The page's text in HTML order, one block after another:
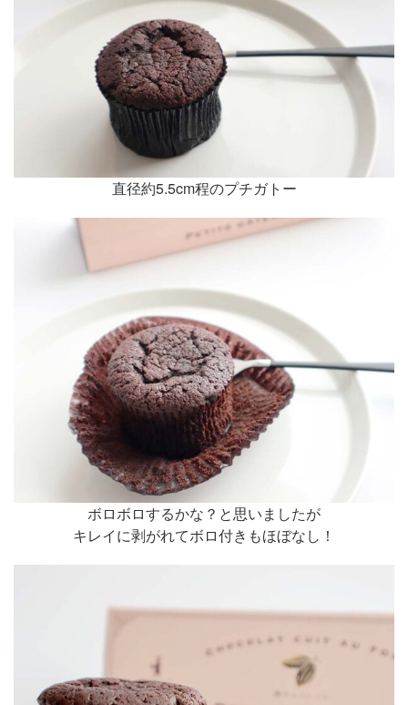
直径約5.5cm程のプチガトー
ボロボロするかな？と思いましたが
キレイに剥がれてボロ付きもほぼなし！